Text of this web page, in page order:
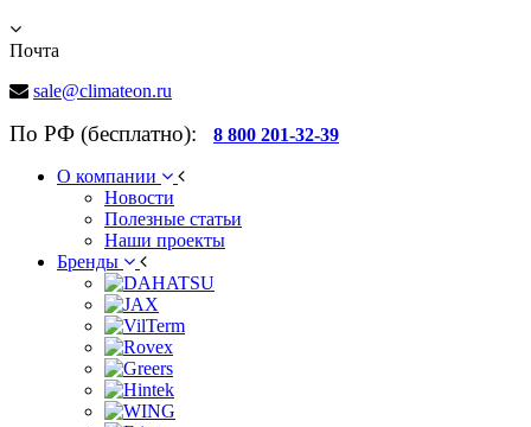
Почта
sale@climateon.ru
По РФ (бесплатно): 8 800 201-32-39
О компании
Новости
Полезные статьи
Наши проекты
Бренды